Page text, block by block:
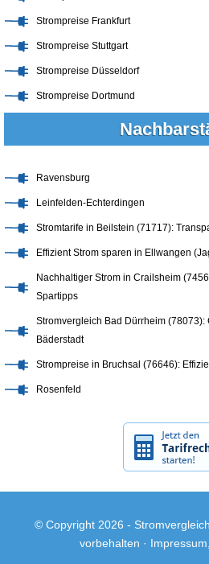
Strompreise Frankfurt
Strompreise Stuttgart
Strompreise Düsseldorf
Strompreise Dortmund
Ravensburg
Leinfelden-Echterdingen
Stromtarife in Beilstein (71717):
Effizient Strom sparen in Ellwangen
Nachhaltiger Strom in Crailsheim
Spartipps
Stromvergleich Bad Dürrheim (78073):
Bäderstadt
Strompreise in Bruchsal (76646):
Rosenfeld
© Copyright 2026 -
vorbehalten · Impressum